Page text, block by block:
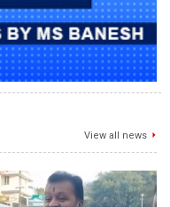
View all news